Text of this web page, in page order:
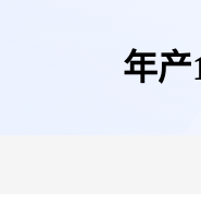
年产